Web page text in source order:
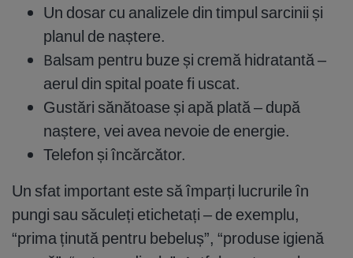
Un dosar cu analizele din timpul sarcinii și
planul de naștere.
Balsam pentru buze și cremă hidratantă –
aerul din spital poate fi uscat.
Gustări sănătoase și apă plată – după
naștere, vei avea nevoie de energie.
Telefon și încărcător.
Un sfat important este să împarți lucrurile în
pungi sau săculeți etichetați – de exemplu,
“prima ținută pentru bebeluș”, “produse igienă